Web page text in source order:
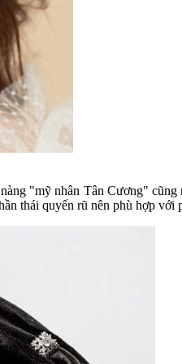
"mỹ nhân Tân Cương"
thái quyến rũ nên phù hợp